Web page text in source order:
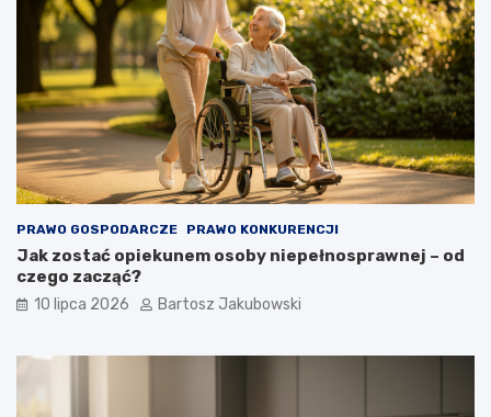
PRAWO GOSPODARCZE PRAWO KONKURENCJI
Jak zostać opiekunem osoby niepełnosprawnej – od
czego zacząć?
10 lipca 2026 Bartosz Jakubowski